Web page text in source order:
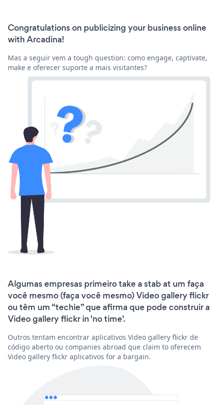
Congratulations on publicizing your business online
with Arcadina!
Mas a seguir vem a tough question: como engage, captivate,
make e oferecer suporte a mais visitantes?
Algumas empresas primeiro take a stab at um faça
você mesmo (faça você mesmo) Video gallery flickr
ou têm um “techie” que afirma que pode construir a
Video gallery flickr in 'no time'.
Outros tentam encontrar aplicativos Video gallery flickr de
código aberto ou companies abroad que claim to oferecem
Video gallery flickr aplicativos for a bargain.